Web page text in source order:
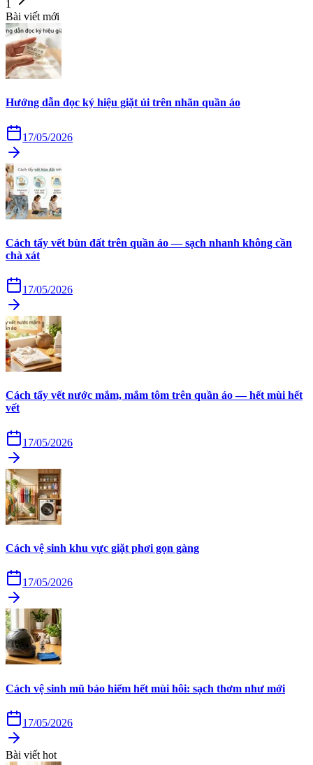
1
Bài viết mới
Hướng dẫn đọc ký hiệu giặt ủi trên nhãn quần áo
17/05/2026
Cách tẩy vết bùn đất trên quần áo — sạch nhanh không cần
chà xát
17/05/2026
Cách tẩy vết nước mắm, mắm tôm trên quần áo — hết mùi hết
vết
17/05/2026
Cách vệ sinh khu vực giặt phơi gọn gàng
17/05/2026
Cách vệ sinh mũ bảo hiểm hết mùi hôi: sạch thơm như mới
17/05/2026
Bài viết hot